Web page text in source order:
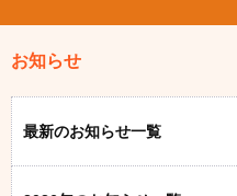
お知らせ
最新のお知らせ一覧